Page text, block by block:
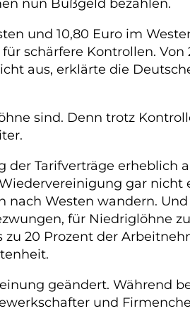
nun Bußgeld bezahlen.
und 10,80 Euro im
schärfere Kontrollen. Von
aus, erklärte die
sind. Denn trotz
Tarifverträge erheblich
gar
Westen wandern.
für Niedriglöhne
20 Prozent der
geändert. Während
und